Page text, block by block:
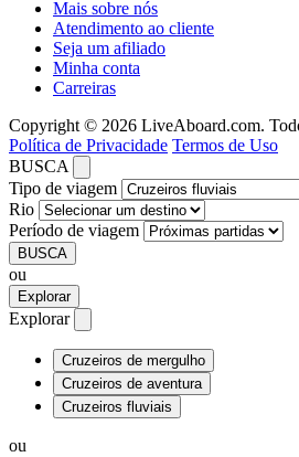
Mais sobre nós
Atendimento ao cliente
Seja um afiliado
Minha conta
Carreiras
Copyright © 2026 LiveAboard.com.
Política de Privacidade Termos de Uso
BUSCA
Tipo de viagem
Rio
Período de viagem
BUSCA
ou
Explorar
Explorar
Cruzeiros de mergulho
Cruzeiros de aventura
Cruzeiros fluviais
ou